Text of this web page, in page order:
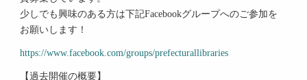
少しでも興味のある方は下記Facebookグループへのご参加を
お願いします！
https://www.facebook.com/groups/prefecturallibraries
【過去開催の概要】